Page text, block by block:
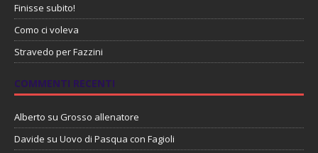
Finisse subito!
Como ci voleva
Stravedo per Fazzini
COMMENTI RECENTI
Alberto su Grosso allenatore
Davide su Uovo di Pasqua con Fagioli